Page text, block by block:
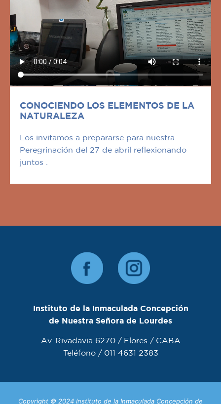
CONOCIENDO LOS ELEMENTOS DE LA
NATURALEZA
Los invitamos a prepararse para nuestra
Peregrinación del 27 de abril reflexionando
juntos .
Instituto de la Inmaculada Concepción
de Nuestra Señora de Lourdes
Av. Rivadavia 6270 / Flores / CABA
Teléfono / 011 4631 2383
Copyright © 2024 Instituto de la Inmaculada Concepción de